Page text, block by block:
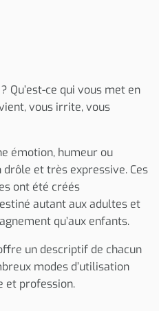
Qu’est-ce qui vous met en
vous irrite, vous
émotion, humeur ou
et très expressive. Ces
ont été créés
autant aux adultes et
qu’aux enfants.
un descriptif de chacun
modes d’utilisation
et profession.